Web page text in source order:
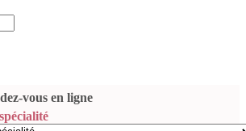
vous en ligne